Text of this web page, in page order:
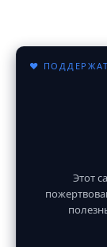
♥
Этот